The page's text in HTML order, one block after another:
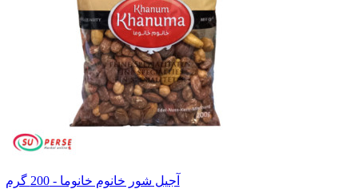
آجیل شور خانوم خانوما - 200 گرم